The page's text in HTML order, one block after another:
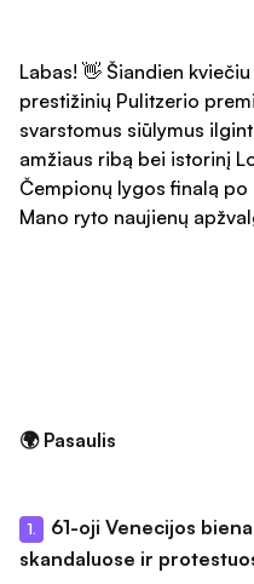
Labas! 👋 Šiandien
prestižinių Pulitzerio
svarstomus siūlymus
amžiaus ribą bei istorinį
Čempionų lygos finalą
Mano ryto naujienų
🌍 Pasaulis
1.
61-oji Venecijos
skandaluose ir